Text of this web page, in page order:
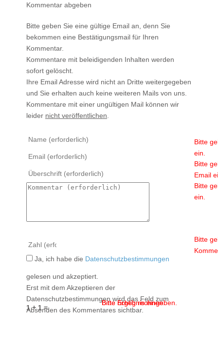
Kommentar abgeben
Bitte geben Sie eine gültige Email an, denn Sie
bekommen eine Bestätigungsmail für Ihren
Kommentar.
Kommentare mit beleidigenden Inhalten werden
sofort gelöscht.
Ihre Email Adresse wird nicht an Dritte weitergegeben
und Sie erhalten auch keine weiteren Mails von uns.
Kommentare mit einer ungültigen Mail können wir
leider nicht veröffentlichen
Bitte
ein.
Bitte
Email
Bitte
ein.
Bitte
1 + 1 =
Bitte Ergebnis eingeben.
Bitte richtig rechnen.
Ja, ich habe die Datenschutzbestimmungen
gelesen und akzeptiert.
Erst mit dem Akzeptieren der
Datenschutzbestimmungen wird das Feld zum
Absenden des Kommentares sichtbar.